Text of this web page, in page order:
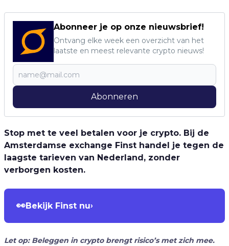
Abonneer je op onze nieuwsbrief!
Ontvang elke week een overzicht van het
laatste en meest relevante crypto nieuws!
Abonneren
Stop met te veel betalen voor je crypto. Bij de
Amsterdamse exchange Finst handel je tegen de
laagste tarieven van Nederland, zonder
verborgen kosten.
👀Bekijk Finst nu›
Let op: Beleggen in crypto brengt risico’s met zich mee.